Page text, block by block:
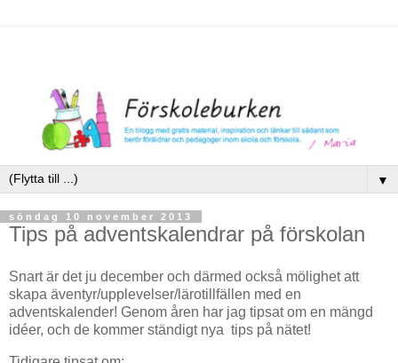
▼
söndag 10 november 2013
Tips på adventskalendrar på förskolan
Snart är det ju december och därmed också mölighet att
skapa äventyr/upplevelser/lärotillfällen med en
adventskalender! Genom åren har jag tipsat om en mängd
idéer, och de kommer ständigt nya tips på nätet!